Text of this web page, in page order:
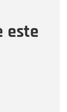
este